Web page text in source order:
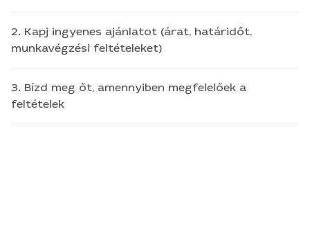
2. Kapj ingyenes ajánlatot (árat, határidőt,
munkavégzési feltételeket)
3. Bízd meg őt, amennyiben megfelelőek a
feltételek